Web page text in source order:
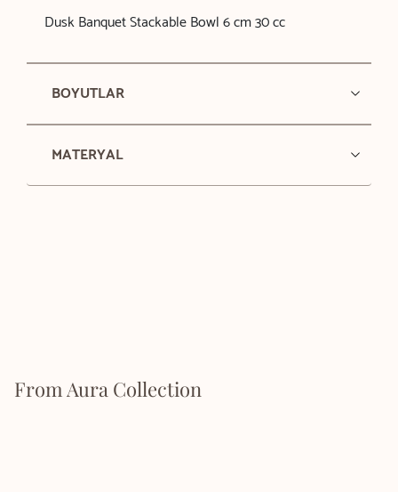
Dusk Banquet Stackable Bowl 6 cm 30 cc
BOYUTLAR
MATERYAL
From Aura Collection